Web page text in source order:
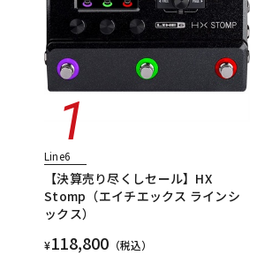
Line6
【決算売り尽くしセール】HX
Stomp（エイチエックス ラインシ
ックス）
¥118,800 （税込）